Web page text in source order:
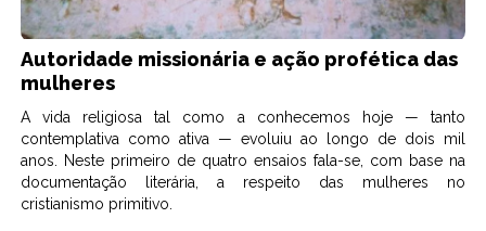
Autoridade missionária e ação profética das
mulheres
A vida religiosa tal como a conhecemos hoje — tanto
contemplativa como ativa — evoluiu ao longo de dois mil
anos. Neste primeiro de quatro ensaios fala-se, com base na
documentação literária, a respeito das mulheres no
cristianismo primitivo.